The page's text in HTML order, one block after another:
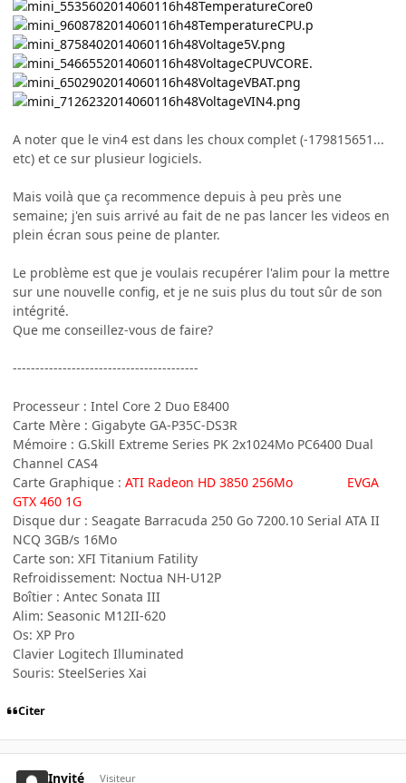
A noter que le vin4 est dans les choux complet (-179815651...
etc) et ce sur plusieur logiciels.
Mais voilà que ça recommence depuis à peu près une
semaine; j'en suis arrivé au fait de ne pas lancer les videos en
plein écran sous peine de planter.
Le problème est que je voulais recupérer l'alim pour la mettre
sur une nouvelle config, et je ne suis plus du tout sûr de son
intégrité.
Que me conseillez-vous de faire?
-----------------------------------------
Processeur : Intel Core 2 Duo E8400
Carte Mère : Gigabyte GA-P35C-DS3R
Mémoire : G.Skill Extreme Series PK 2x1024Mo PC6400 Dual
Channel CAS4
Carte Graphique : ATI Radeon HD 3850 256Mo EVGA
GTX 460 1G
Disque dur : Seagate Barracuda 250 Go 7200.10 Serial ATA II
NCQ 3GB/s 16Mo
Carte son: XFI Titanium Fatility
Refroidissement: Noctua NH-U12P
Boîtier : Antec Sonata III
Alim: Seasonic M12II-620
Os: XP Pro
Clavier Logitech Illuminated
Souris: SteelSeries Xai
Citer
Invité Visiteur